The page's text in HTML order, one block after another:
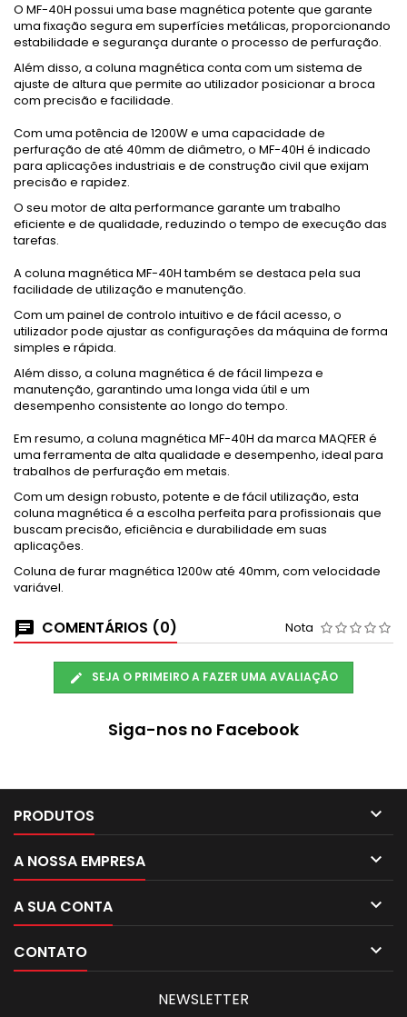
O MF-40H possui uma base magnética potente que garante
uma fixação segura em superfícies metálicas, proporcionando
estabilidade e segurança durante o processo de perfuração.
Além disso, a coluna magnética conta com um sistema de
ajuste de altura que permite ao utilizador posicionar a broca
com precisão e facilidade.
Com uma potência de 1200W e uma capacidade de
perfuração de até 40mm de diâmetro, o MF-40H é indicado
para aplicações industriais e de construção civil que exijam
precisão e rapidez.
O seu motor de alta performance garante um trabalho
eficiente e de qualidade, reduzindo o tempo de execução das
tarefas.
A coluna magnética MF-40H também se destaca pela sua
facilidade de utilização e manutenção.
Com um painel de controlo intuitivo e de fácil acesso, o
utilizador pode ajustar as configurações da máquina de forma
simples e rápida.
Além disso, a coluna magnética é de fácil limpeza e
manutenção, garantindo uma longa vida útil e um
desempenho consistente ao longo do tempo.
Em resumo, a coluna magnética MF-40H da marca MAQFER é
uma ferramenta de alta qualidade e desempenho, ideal para
trabalhos de perfuração em metais.
Com um design robusto, potente e de fácil utilização, esta
coluna magnética é a escolha perfeita para profissionais que
buscam precisão, eficiência e durabilidade em suas
aplicações.
Coluna de furar magnética 1200w até 40mm, com velocidade
variável.
COMENTÁRIOS (0) Nota
SEJA O PRIMEIRO A FAZER UMA AVALIAÇÃO
Siga-nos no Facebook
PRODUTOS 
A NOSSA EMPRESA 
A SUA CONTA 
CONTATO 
NEWSLETTER